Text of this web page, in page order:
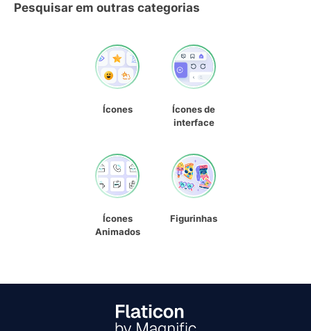
Pesquisar em outras categorias
Ícones
Ícones de
interface
Ícones
Animados
Figurinhas